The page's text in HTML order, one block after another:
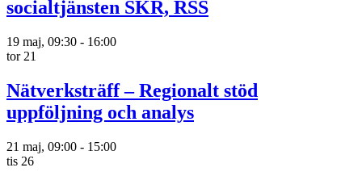
socialtjänsten SKR, RSS
19 maj, 09:30 - 16:00
tor 21
Nätverksträff – Regionalt stöd
uppföljning och analys
21 maj, 09:00 - 15:00
tis 26